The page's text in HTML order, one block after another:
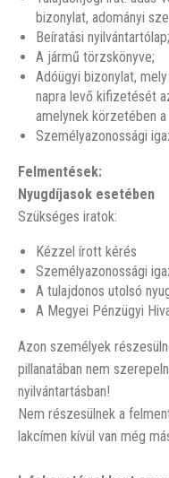
bizonylat, adományi
Beíratási nyilvántartólap;
A jármű törzskönyve;
Adóügyi bizonylat,
napra levő kifizetését
amelynek körzetében
Személyazonossági
Felmentések:
Nyugdíjasok esetében
Szükséges iratok:
Kézzel írott kérés
Személyazonossági
A tulajdonos utolsó
A Megyei Pénzügyi
Azon személyek
pillanatában nem
nyilvántartásban!
Nem részesülnek a
lakcímen kívül van még